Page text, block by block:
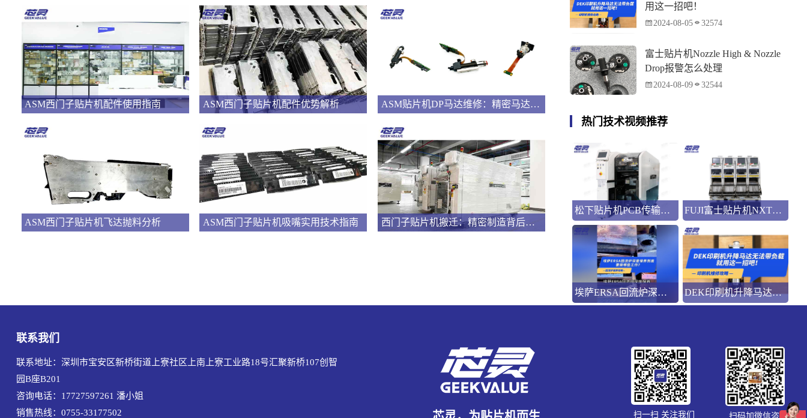
ASM西门子贴片机配件使用指南 ASM西门子贴片机配件优势解析 ASM贴片机DP马达维修：精密马达背后的那些事
ASM西门子贴片机飞达抛料分析 ASM西门子贴片机吸嘴实用技术指南 西门子贴片机搬迁：精密制造背后的专业护航
用这一招吧！
2024-08-05 32574
富士贴片机Nozzle High & Nozzle
Drop报警怎么处理
2024-08-09 32544
热门技术视频推荐
松下贴片机PCB传输不畅的原因与处理方法 FUJI富士贴片机NXT3选M3 III还是M6三代机？看完这篇告别纠结！
埃萨ERSA回流炉深度保养，到底要做哪些工作？ DEK印刷机升降马达无法带负载就用这一招吧！
联系我们
联系地址：深圳市宝安区新桥街道上寮社区上南上寮工业路18号汇聚新桥107创智
园B座B201
咨询电话：17727597261 潘小姐
销售热线：0755-33177502
扫一扫 关注我们 扫码加微信咨询